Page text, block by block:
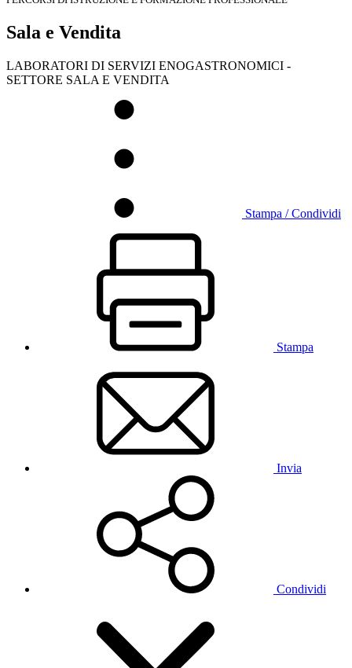
Sala e Vendita
LABORATORI DI SERVIZI ENOGASTRONOMICI -
SETTORE SALA E VENDITA
Stampa / Condividi
Stampa
Invia
Condividi